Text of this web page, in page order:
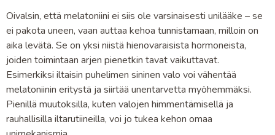
Oivalsin, että melatoniini ei siis ole varsinaisesti unilääke – se
ei pakota uneen, vaan auttaa kehoa tunnistamaan, milloin on
aika levätä. Se on yksi niistä hienovaraisista hormoneista,
joiden toimintaan arjen pienetkin tavat vaikuttavat.
Esimerkiksi iltaisin puhelimen sininen valo voi vähentää
melatoniinin eritystä ja siirtää unentarvetta myöhemmäksi.
Pienillä muutoksilla, kuten valojen himmentämisellä ja
rauhallisilla iltarutiineilla, voi jo tukea kehon omaa